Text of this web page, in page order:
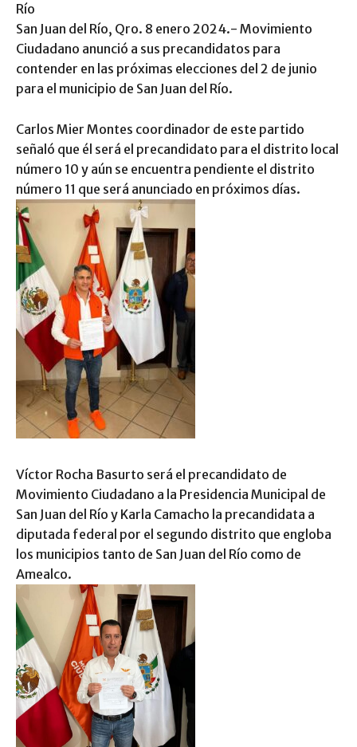
Río
San Juan del Río, Qro. 8 enero 2024.- Movimiento
Ciudadano anunció a sus precandidatos para
contender en las próximas elecciones del 2 de junio
para el municipio de San Juan del Río.
Carlos Mier Montes coordinador de este partido
señaló que él será el precandidato para el distrito local
número 10 y aún se encuentra pendiente el distrito
número 11 que será anunciado en próximos días.
Víctor Rocha Basurto será el precandidato de
Movimiento Ciudadano a la Presidencia Municipal de
San Juan del Río y Karla Camacho la precandidata a
diputada federal por el segundo distrito que engloba
los municipios tanto de San Juan del Río como de
Amealco.